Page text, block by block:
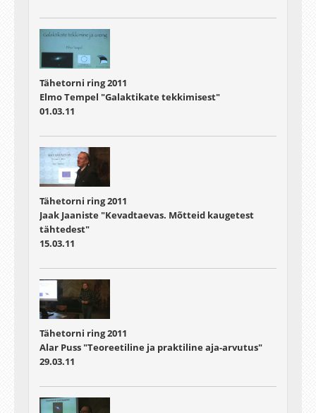
Tähetorni ring 2011
Elmo Tempel "Galaktikate tekkimisest"
01.03.11
Tähetorni ring 2011
Jaak Jaaniste "Kevadtaevas. Mõtteid kaugetest
tähtedest"
15.03.11
Tähetorni ring 2011
Alar Puss "Teoreetiline ja praktiline aja-arvutus"
29.03.11